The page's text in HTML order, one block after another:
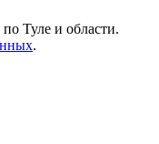
Туле и области.
.